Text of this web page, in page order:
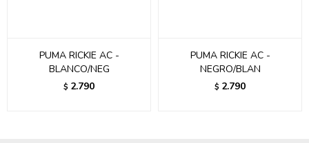
PUMA RICKIE AC -
BLANCO/NEG
$ 2.790
PUMA RICKIE AC -
NEGRO/BLAN
$ 2.790